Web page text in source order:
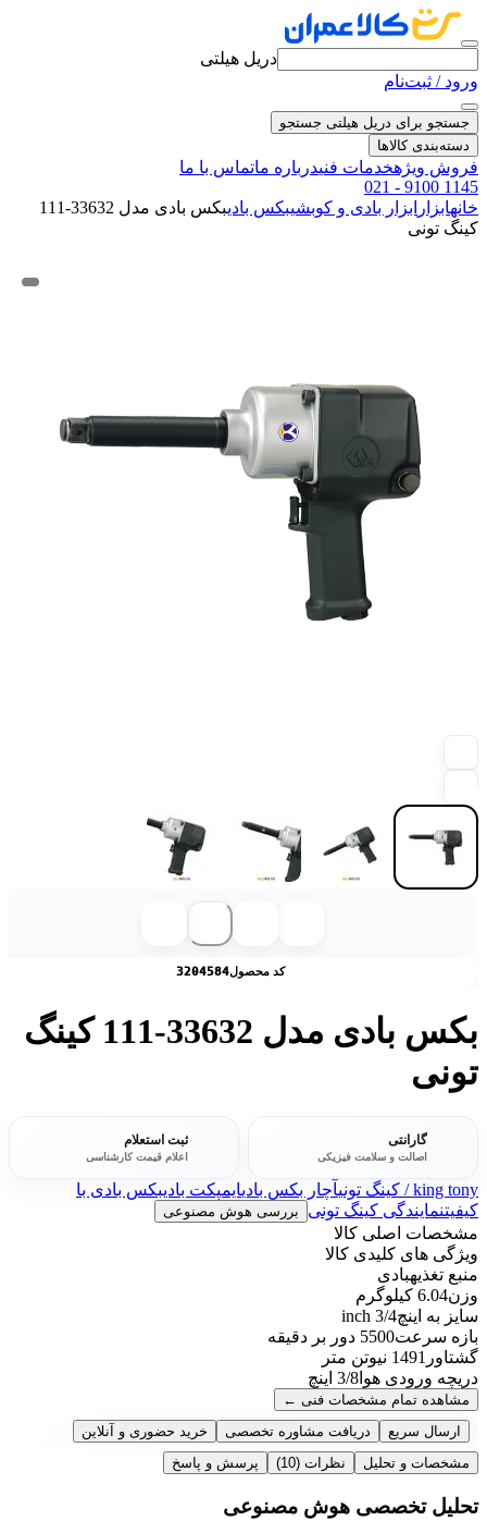
دریل هیلتی
ورود / ثبت‌نام
جستجو برای دریل هیلتی جستجو
دسته‌بندی کالاها
فروش ویژهخدمات فنیدرباره ماتماس با ما
021 - 9100 1145
خانهابزار ابزار بادی و کوبشیبکس بادی
بکس بادی مدل 33632-111
کینگ تونی
کد محصول3204584
بکس بادی مدل 33632-111 کینگ
تونی
گارانتی
اصالت و سلامت فیزیکی
ثبت استعلام
اعلام قیمت کارشناسی
king tony / کینگ تونی آچار بکس بادیایمپکت بادیبکس بادی با
کیفیتنمایندگی کینگ تونی بررسی هوش مصنوعی
مشخصات اصلی کالا
ویژگی های کلیدی کالا
منبع تغذیهبادی
وزن6.04 کیلوگرم
سایز به اینچ3/4 inch
بازه سرعت5500 دور بر دقیقه
گشتاور 1491 نیوتن متر
دریچه ورودی هوا 3/8 اینچ
مشاهده تمام مشخصات فنی ←
ارسال سریع
دریافت مشاوره تخصصی
خرید حضوری و آنلاین
مشخصات و تحلیل
نظرات (10) پرسش و پاسخ
تحلیل تخصصی هوش مصنوعی